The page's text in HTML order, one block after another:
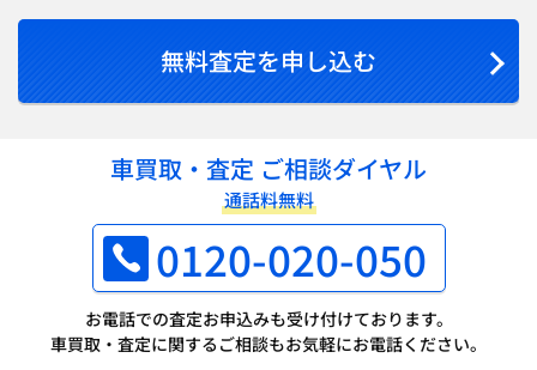
無料査定を申し込む
車買取・査定 ご相談ダイヤル
通話料無料
0120-020-050
お電話での査定お申込みも受け付けております。
車買取・査定に関するご相談もお気軽にお電話ください。